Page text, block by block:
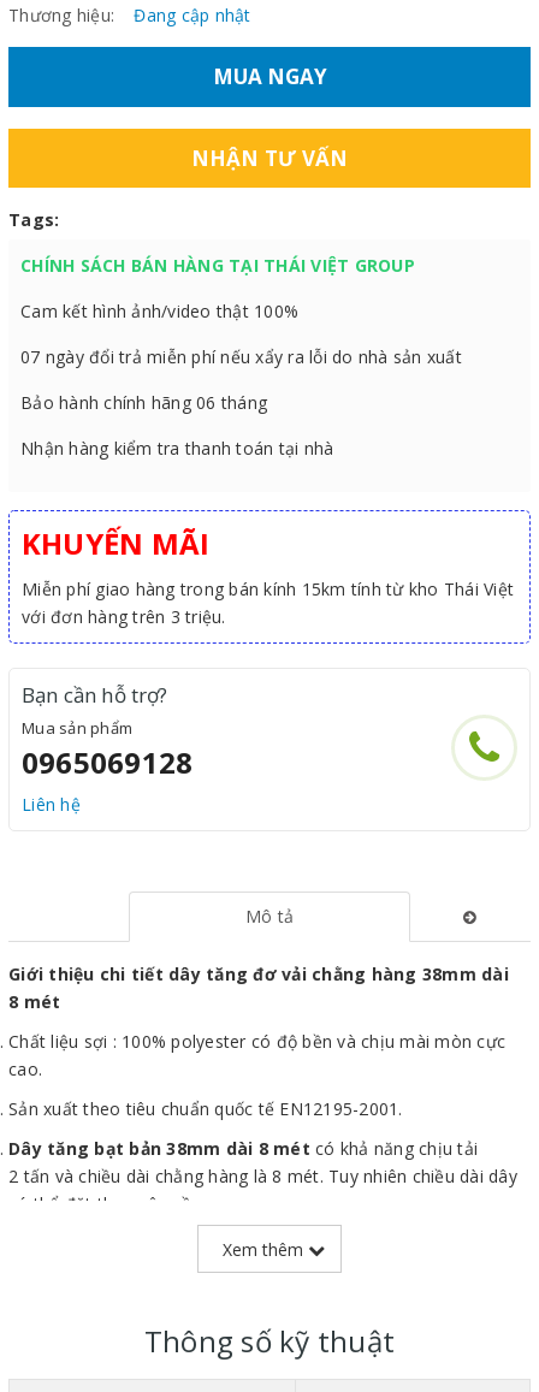
Thương hiệu:
Đang cập nhật
MUA NGAY
NHẬN TƯ VẤN
Tags:
CHÍNH SÁCH BÁN HÀNG TẠI THÁI VIỆT GROUP
Cam kết hình ảnh/video thật 100%
07 ngày đổi trả miễn phí nếu xẩy ra lỗi do nhà sản xuất
Bảo hành chính hãng 06 tháng
Nhận hàng kiểm tra thanh toán tại nhà
KHUYẾN MÃI
Miễn phí giao hàng trong bán kính 15km tính từ kho Thái Việt
với đơn hàng trên 3 triệu.
Bạn cần hỗ trợ?
Mua sản phẩm
0965069128
Liên hệ
Mô tả
Giới thiệu chi tiết dây tăng đơ vải chằng hàng 38mm dài
8 mét
Chất liệu sợi : 100% polyester có độ bền và chịu mài mòn cực
cao.
Sản xuất theo tiêu chuẩn quốc tế EN12195-2001.
Dây tăng bạt bản 38mm dài 8 mét có khả năng chịu tải
2 tấn và chiều dài chằng hàng là 8 mét. Tuy nhiên chiều dài dây
có thể đặt theo yêu cầu.
Tăng đơ và móc sản xuất bằng thép không gỉ chất lượng cao,
rất bền chắc trong quá trình sử dụng.
Xem thêm
Thông số kỹ thuật